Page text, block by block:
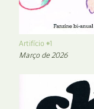
Artifício #1
Março de 2026